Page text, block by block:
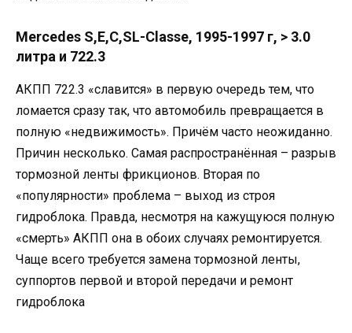
Mercedes S,E,C,SL-Classe, 1995-1997 г, > 3.0
литра и 722.3
АКПП 722.3 «славится» в первую очередь тем, что
ломается сразу так, что автомобиль превращается в
полную «недвижимость». Причём часто неожиданно.
Причин несколько. Самая распространённая – разрыв
тормозной ленты фрикционов. Вторая по
«популярности» проблема – выход из строя
гидроблока. Правда, несмотря на кажущуюся полную
«смерть» АКПП она в обоих случаях ремонтируется.
Чаще всего требуется замена тормозной ленты,
суппортов первой и второй передачи и ремонт
гидроблока